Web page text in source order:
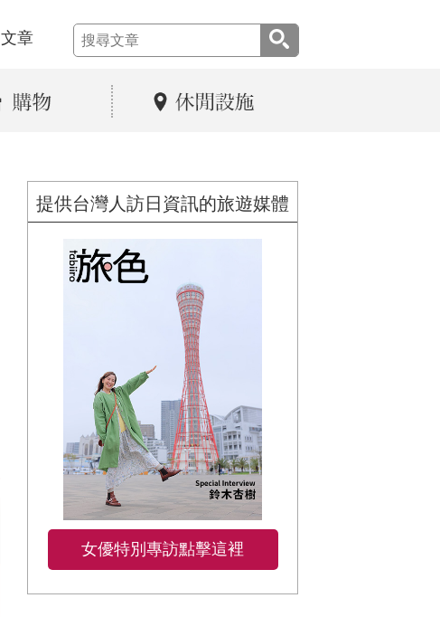
文章
提供台灣人訪日資訊的旅遊媒體
女優特別專訪點擊這裡